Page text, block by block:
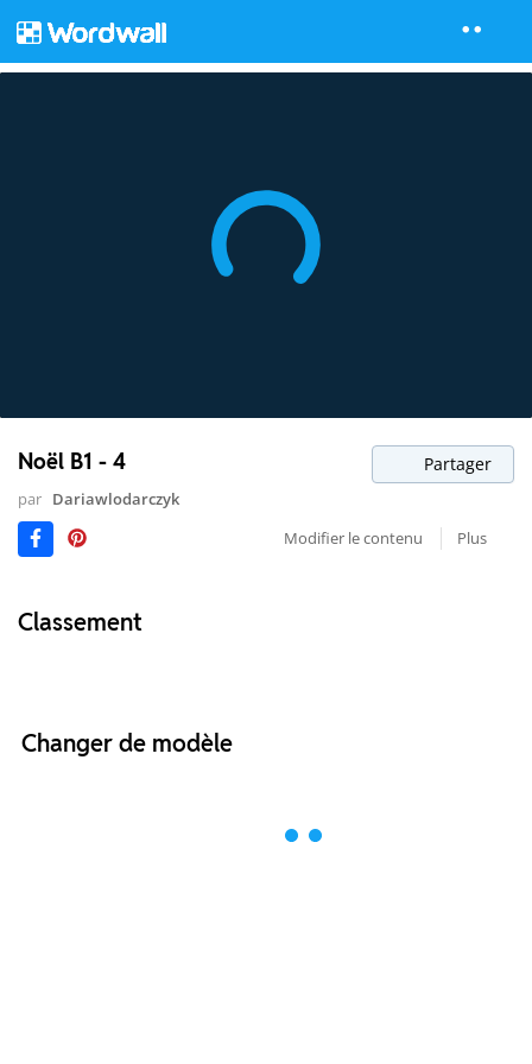
Noël B1 - 4 Partager
par Dariawlodarczyk
Modifier le contenu
Plus
Classement
Changer de modèle